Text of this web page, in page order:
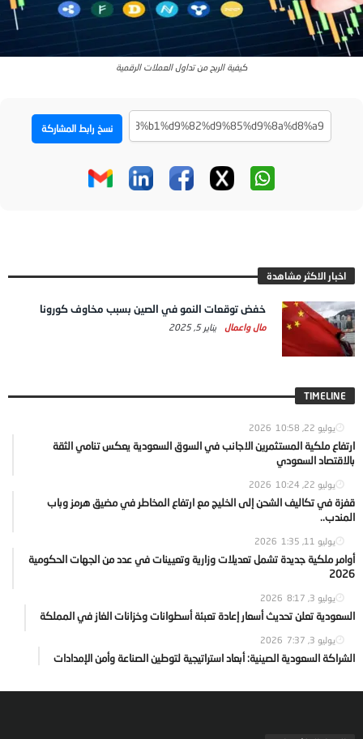
كيفية الربح من تداول العملات الرقمية
نسخ رابط المشاركة
اخبار الاكثر مشاهدة
خفض توقعات النمو في الصين بسبب مخاوف كورونا
مال واعمال يناير 5, 2025
TIMELINE
يوليو 22, 2026 10:58
ارتفاع ملكية المستثمرين الاجانب في السوق السعودية يعكس تنامي الثقة
بالاقتصاد السعودي
يوليو 22, 2026 10:24
قفزة في تكاليف الشحن إلى الخليج مع ارتفاع المخاطر في مضيق هرمز وباب
المندب..
يوليو 11, 2026 1:35
أوامر ملكية جديدة تشمل تعديلات وزارية وتعيينات في عدد من الجهات الحكومية
2026
يوليو 3, 2026 8:17
السعودية تعلن تحديث أسعار إعادة تعبئة أسطوانات وخزانات الغاز في المملكة
يوليو 3, 2026 7:37
الشراكة السعودية الصينية: أبعاد استراتيجية لتوطين الصناعة وأمن الإمدادات